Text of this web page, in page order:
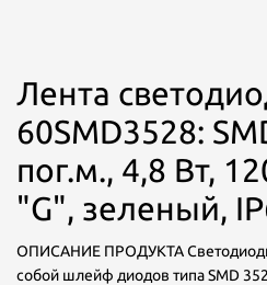
Лента
60SMD3528:
пог.м., 4,8 Вт,
"G", зеленый,
ОПИСАНИЕ ПРОДУКТА
собой шлейф диодов типа SMD